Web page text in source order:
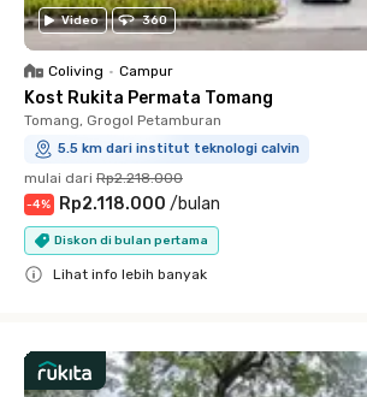
Video 360
Coliving • Campur
Kost Rukita Permata Tomang
Tomang, Grogol Petamburan
5.5 km dari institut teknologi calvin
mulai dari Rp2.218.000
-4% Rp2.118.000 /bulan
Diskon di bulan pertama
Lihat info lebih banyak